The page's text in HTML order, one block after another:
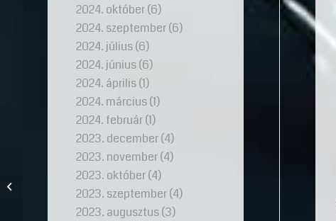
2024. október(6)
2024. szeptember(6)
2024. július(6)
2024. június(6)
2024. április(1)
2024. március(1)
2024. február(1)
2023. december(4)
2023. november(4)
2023. október(4)
2023. szeptember(4)
2023. augusztus(3)
A Rák drágaköve: a